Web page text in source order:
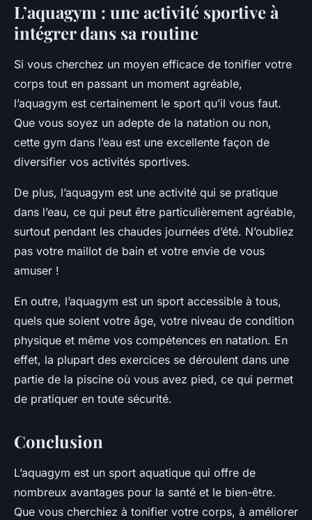
L’aquagym : une activité sportive à
intégrer dans sa routine
Si vous cherchez un moyen efficace de tonifier votre
corps tout en passant un moment agréable,
l’aquagym est certainement le sport qu’il vous faut.
Que vous soyez un adepte de la natation ou non,
cette gym dans l’eau est une excellente façon de
diversifier vos activités sportives.
De plus, l’aquagym est une activité qui se pratique
dans l’eau, ce qui peut être particulièrement agréable,
surtout pendant les chaudes journées d’été. N’oubliez
pas votre maillot de bain et votre envie de vous
amuser !
En outre, l’aquagym est un sport accessible à tous,
quels que soient votre âge, votre niveau de condition
physique et même vos compétences en natation. En
effet, la plupart des exercices se déroulent dans une
partie de la piscine où vous avez pied, ce qui permet
de pratiquer en toute sécurité.
Conclusion
L’aquagym est un sport aquatique qui offre de
nombreux avantages pour la santé et le bien-être.
Que vous cherchiez à tonifier votre corps, à améliorer